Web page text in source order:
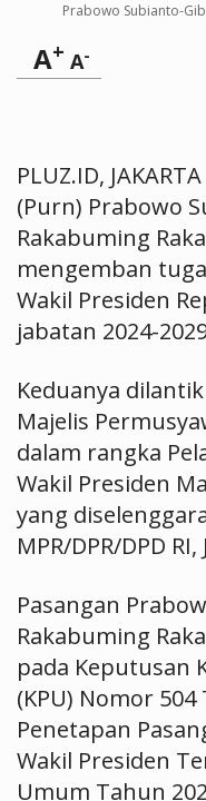
Prabowo Subianto-
A+ A-
PLUZ.ID,
(Purn) Prabowo
Rakabuming
mengemban
Wakil Presiden
jabatan 2024-
Keduanya
Majelis
dalam rangka
Wakil Presiden
yang
MPR/DPR/DPD
Pasangan
Rakabuming
pada Keputusan
(KPU) Nomor
Penetapan
Wakil Presiden
Umum Tahun